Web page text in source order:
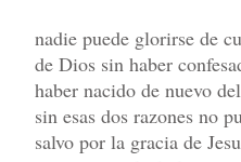
nadie puede glorirse de
de Dios sin haber
haber nacido de nuevo
sin esas dos razones no
salvo por la gracia de